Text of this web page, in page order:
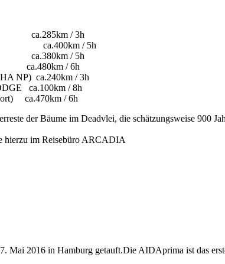
/ ca.285km / 3h
/ ca.400km / 5h
/ ca.380km / 5h
/ ca.480km / 6h
NP) ca.240km / 3h
ca.100km / 8h
ca.470km / 6h
der Bäume im Deadvlei, die schätzungsweise 900
hierzu im Reisebüro ARCADIA
Mai 2016 in Hamburg getauft.Die AIDAprima ist das